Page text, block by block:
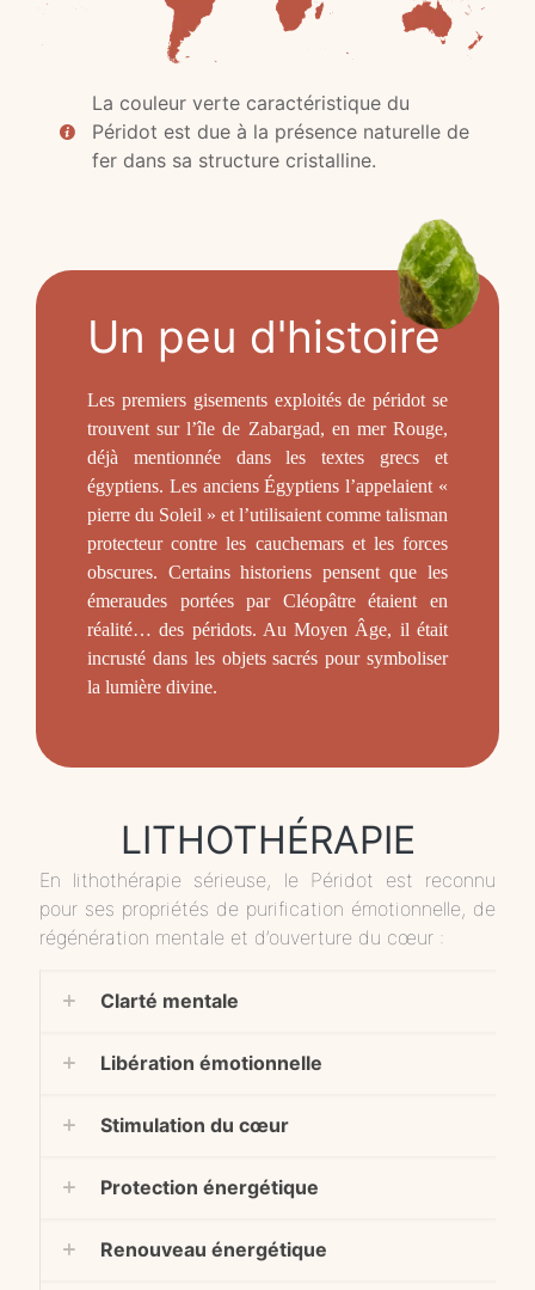
La couleur verte caractéristique du
Péridot est due à la présence naturelle de
fer dans sa structure cristalline.
Un peu d'histoire
Les premiers gisements exploités de péridot se
trouvent sur l’île de Zabargad, en mer Rouge,
déjà mentionnée dans les textes grecs et
égyptiens. Les anciens Égyptiens l’appelaient «
pierre du Soleil » et l’utilisaient comme talisman
protecteur contre les cauchemars et les forces
obscures. Certains historiens pensent que les
émeraudes portées par Cléopâtre étaient en
réalité… des péridots. Au Moyen Âge, il était
incrusté dans les objets sacrés pour symboliser
la lumière divine.
LITHOTHÉRAPIE
En lithothérapie sérieuse, le Péridot est reconnu
pour ses propriétés de purification émotionnelle, de
régénération mentale et d’ouverture du cœur :
Clarté mentale
Libération émotionnelle
Stimulation du cœur
Protection énergétique
Renouveau énergétique